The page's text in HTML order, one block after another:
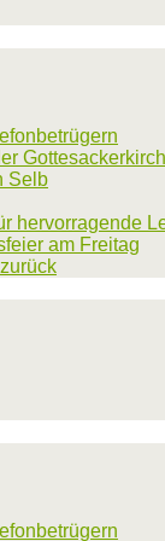
Selb
hervorragende
am Freitag